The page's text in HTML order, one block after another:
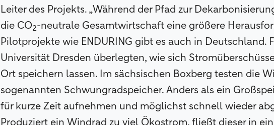
Leiter des Projekts. „Während der Pfad zur
die CO2-neutrale Gesamtwirtschaft eine größere
Pilotprojekte wie ENDURING gibt es auch in Deutschland.
Universität Dresden überlegten, wie sich
Ort speichern lassen. Im sächsischen Boxberg testen die
sogenannten Schwungradspeicher. Anders als ein
für kurze Zeit aufnehmen und möglichst schnell wieder
Produziert ein Windrad zu viel Ökostrom, fließt dieser in